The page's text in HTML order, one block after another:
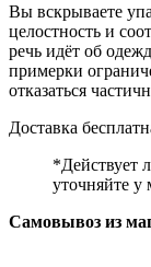
Вы вскрываете
целостность и
речь идёт об
примерки
отказаться
Доставка
*Действует
уточняйте у
Самовывоз из